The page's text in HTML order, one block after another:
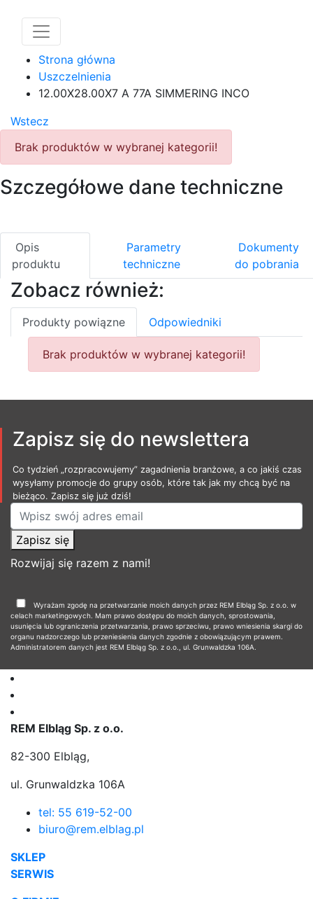
Strona główna
Uszczelnienia
12.00X28.00X7 A 77A SIMMERING INCO
Wstecz
Brak produktów w wybranej kategorii!
Szczegółowe dane techniczne
Opis
produktu
Parametry
techniczne
Dokumenty
do pobrania
Zobacz również:
Produkty powiązne Odpowiedniki
Brak produktów w wybranej kategorii!
Zapisz się do newslettera
Co tydzień „rozpracowujemy” zagadnienia branżowe, a co jakiś czas
wysyłamy promocje do grupy osób, które tak jak my chcą być na
bieżąco. Zapisz się już dziś!
Zapisz się
Rozwijaj się razem z nami!
Wyrażam zgodę na przetwarzanie moich danych przez REM Elbląg Sp. z o.o. w
celach marketingowych. Mam prawo dostępu do moich danych, sprostowania,
usunięcia lub ograniczenia przetwarzania, prawo sprzeciwu, prawo wniesienia skargi do
organu nadzorczego lub przeniesienia danych zgodnie z obowiązującym prawem.
Administratorem danych jest REM Elbląg Sp. z o.o., ul. Grunwaldzka 106A.
REM Elbląg Sp. z o.o.
82-300 Elbląg,
ul. Grunwaldzka 106A
tel: 55 619-52-00
biuro@rem.elblag.pl
SKLEP
SERWIS